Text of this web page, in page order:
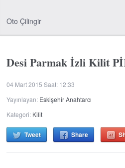
Oto Çilingir
Desi Parmak İzli Kilit
04 Mart 2015 Saat: 12:33
Yayınlayan: Eskişehir Anahtarcı
Kategori: Kilit
Tweet Share